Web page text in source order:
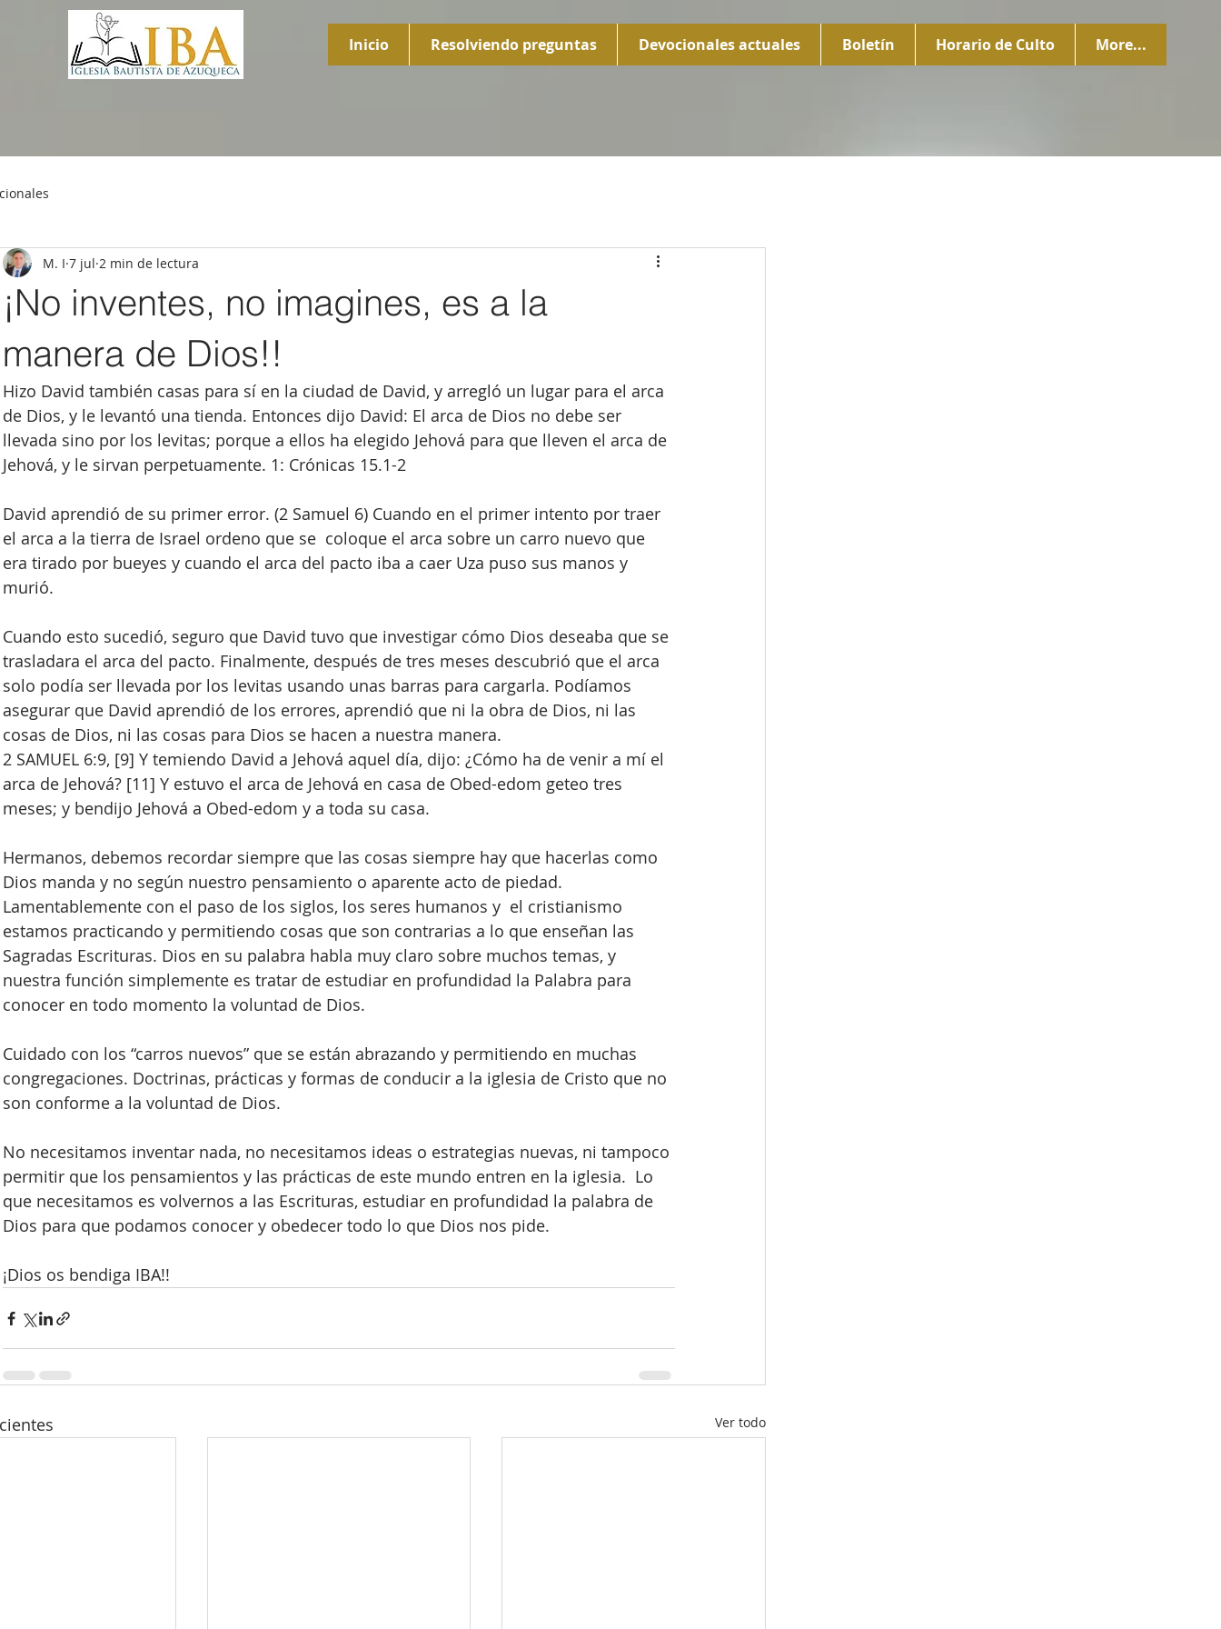
Inicio Resolviendo preguntas Devocionales actuales Boletín Horario de Culto More...
¡No inventes, no imagines, es a la
manera de Dios!!
M. I 7 jul 2 min de lectura
Hizo David también casas para sí en la ciudad de David, y arregló un lugar para el arca
de Dios, y le levantó una tienda. Entonces dijo David: El arca de Dios no debe ser
llevada sino por los levitas; porque a ellos ha elegido Jehová para que lleven el arca de
Jehová, y le sirvan perpetuamente. 1: Crónicas 15.1-2
David aprendió de su primer error. (2 Samuel 6) Cuando en el primer intento por traer
el arca a la tierra de Israel ordeno que se  coloque el arca sobre un carro nuevo que
era tirado por bueyes y cuando el arca del pacto iba a caer Uza puso sus manos y
murió.
Cuando esto sucedió, seguro que David tuvo que investigar cómo Dios deseaba que se
trasladara el arca del pacto. Finalmente, después de tres meses descubrió que el arca
solo podía ser llevada por los levitas usando unas barras para cargarla. Podíamos
asegurar que David aprendió de los errores, aprendió que ni la obra de Dios, ni las
cosas de Dios, ni las cosas para Dios se hacen a nuestra manera.
2 SAMUEL 6:9, [9] Y temiendo David a Jehová aquel día, dijo: ¿Cómo ha de venir a mí el
arca de Jehová? [11] Y estuvo el arca de Jehová en casa de Obed-edom geteo tres
meses; y bendijo Jehová a Obed-edom y a toda su casa.
Hermanos, debemos recordar siempre que las cosas siempre hay que hacerlas como
Dios manda y no según nuestro pensamiento o aparente acto de piedad.
Lamentablemente con el paso de los siglos, los seres humanos y  el cristianismo
estamos practicando y permitiendo cosas que son contrarias a lo que enseñan las
Sagradas Escrituras. Dios en su palabra habla muy claro sobre muchos temas, y
nuestra función simplemente es tratar de estudiar en profundidad la Palabra para
conocer en todo momento la voluntad de Dios.
Cuidado con los “carros nuevos” que se están abrazando y permitiendo en muchas
congregaciones. Doctrinas, prácticas y formas de conducir a la iglesia de Cristo que no
son conforme a la voluntad de Dios.
No necesitamos inventar nada, no necesitamos ideas o estrategias nuevas, ni tampoco
permitir que los pensamientos y las prácticas de este mundo entren en la iglesia.  Lo
que necesitamos es volvernos a las Escrituras, estudiar en profundidad la palabra de
Dios para que podamos conocer y obedecer todo lo que Dios nos pide.
¡Dios os bendiga IBA!!
Ver todo